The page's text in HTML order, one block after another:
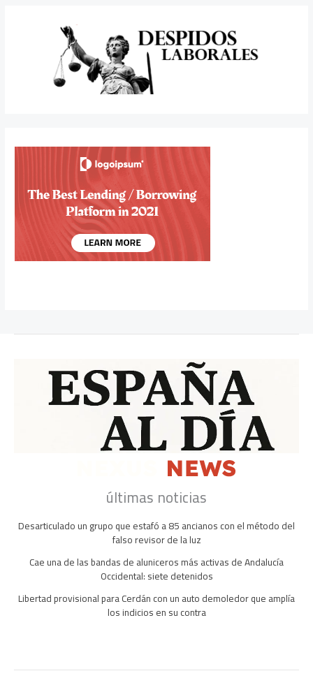
últimas noticias
Desarticulado un grupo que estafó a 85 ancianos con el método del
falso revisor de la luz
Cae una de las bandas de aluniceros más activas de Andalucía
Occidental: siete detenidos
Libertad provisional para Cerdán con un auto demoledor que amplía
los indicios en su contra